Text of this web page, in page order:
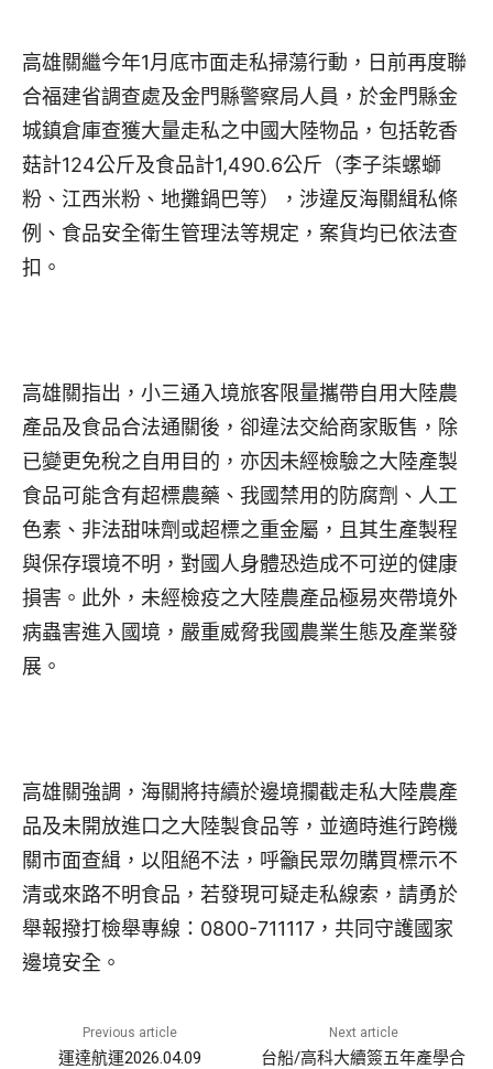
高雄關繼今年1月底市面走私掃蕩行動，日前再度聯
合福建省調查處及金門縣警察局人員，於金門縣金
城鎮倉庫查獲大量走私之中國大陸物品，包括乾香
菇計124公斤及食品計1,490.6公斤（李子柒螺螄
粉、江西米粉、地攤鍋巴等），涉違反海關緝私條
例、食品安全衛生管理法等規定，案貨均已依法查
扣。
高雄關指出，小三通入境旅客限量攜帶自用大陸農
產品及食品合法通關後，卻違法交給商家販售，除
已變更免稅之自用目的，亦因未經檢驗之大陸產製
食品可能含有超標農藥、我國禁用的防腐劑、人工
色素、非法甜味劑或超標之重金屬，且其生產製程
與保存環境不明，對國人身體恐造成不可逆的健康
損害。此外，未經檢疫之大陸農產品極易夾帶境外
病蟲害進入國境，嚴重威脅我國農業生態及產業發
展。
高雄關強調，海關將持續於邊境攔截走私大陸農產
品及未開放進口之大陸製食品等，並適時進行跨機
關市面查緝，以阻絕不法，呼籲民眾勿購買標示不
清或來路不明食品，若發現可疑走私線索，請勇於
舉報撥打檢舉專線：0800-711117，共同守護國家
邊境安全。
Previous article
運達航運2026.04.09
Next article
台船/高科大續簽五年產學合